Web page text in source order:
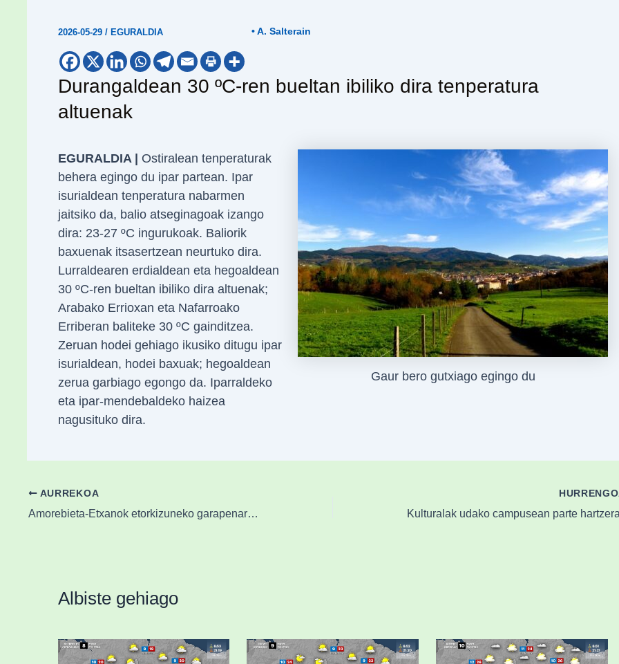
2026-05-29 / EGURALDIA • A. Salterain
Durangaldean 30 ºC-ren bueltan ibiliko dira tenperatura
altuenak
Gaur bero gutxiago egingo du
EGURALDIA |
Ostiralean tenperaturak
behera egingo du ipar partean. Ipar
isurialdean tenperatura nabarmen
jaitsiko da, balio atseginagoak izango
dira: 23-27 ºC ingurukoak. Baliorik
baxuenak itsasertzean neurtuko dira.
Lurraldearen erdialdean eta hegoaldean
30 ºC-ren bueltan ibiliko dira altuenak;
Arabako Errioxan eta Nafarroako
Erriberan baliteke 30 ºC gainditzea.
Zeruan hodei gehiago ikusiko ditugu ipar
isurialdean, hodei baxuak; hegoaldean
zerua garbiago egongo da. Iparraldeko
eta ipar-mendebaldeko haizea
nagusituko dira.
AURREKOA
Amorebieta-Etxanok etorkizuneko garapenaren oinarriak ezarri ditu
Albiste gehiago